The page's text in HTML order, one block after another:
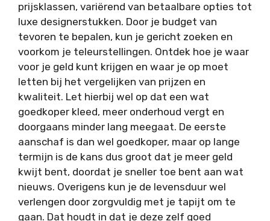
prijsklassen, variërend van betaalbare opties tot
luxe designerstukken. Door je budget van
tevoren te bepalen, kun je gericht zoeken en
voorkom je teleurstellingen. Ontdek hoe je waar
voor je geld kunt krijgen en waar je op moet
letten bij het vergelijken van prijzen en
kwaliteit. Let hierbij wel op dat een wat
goedkoper kleed, meer onderhoud vergt en
doorgaans minder lang meegaat. De eerste
aanschaf is dan wel goedkoper, maar op lange
termijn is de kans dus groot dat je meer geld
kwijt bent, doordat je sneller toe bent aan wat
nieuws. Overigens kun je de levensduur wel
verlengen door zorgvuldig met je tapijt om te
gaan. Dat houdt in dat je deze zelf goed